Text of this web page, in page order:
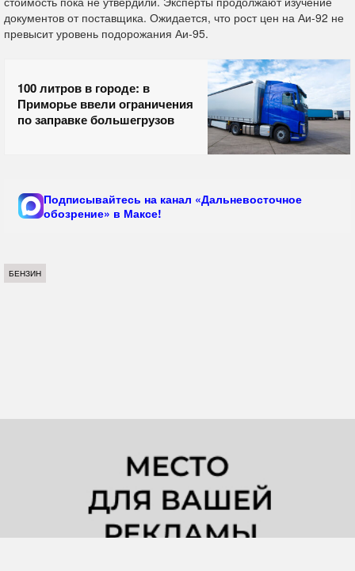
документов от поставщика. Ожидается, что рост цен на Аи-92 не
превысит уровень подорожания Аи-95.
100 литров в городе: в
Приморье ввели ограничения
по заправке большегрузов
Подписывайтесь на канал «Дальневосточное
обозрение» в Максе!
БЕНЗИН